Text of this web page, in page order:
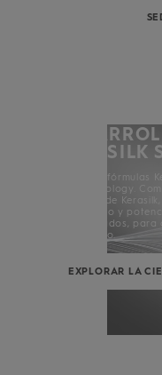
KERASILK
Todas las fórmulas
Silk+ Technology.
exclusiva de
rendimiento y
seleccionados,
maravilloso.
EXPLORAR LA